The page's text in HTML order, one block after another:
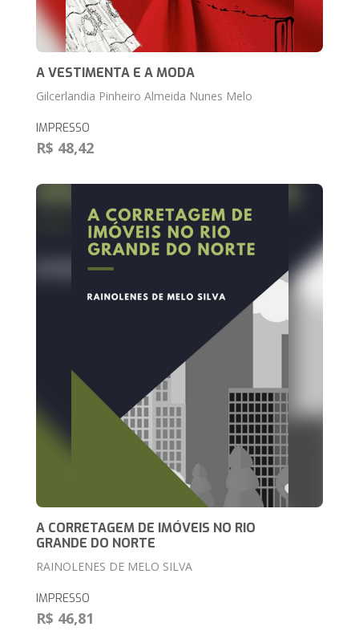
A VESTIMENTA E A MODA
Gilcerlandia Pinheiro Almeida Nunes Melo
IMPRESSO
R$ 48,42
A CORRETAGEM DE IMÓVEIS NO RIO
GRANDE DO NORTE
RAINOLENES DE MELO SILVA
IMPRESSO
R$ 46,81